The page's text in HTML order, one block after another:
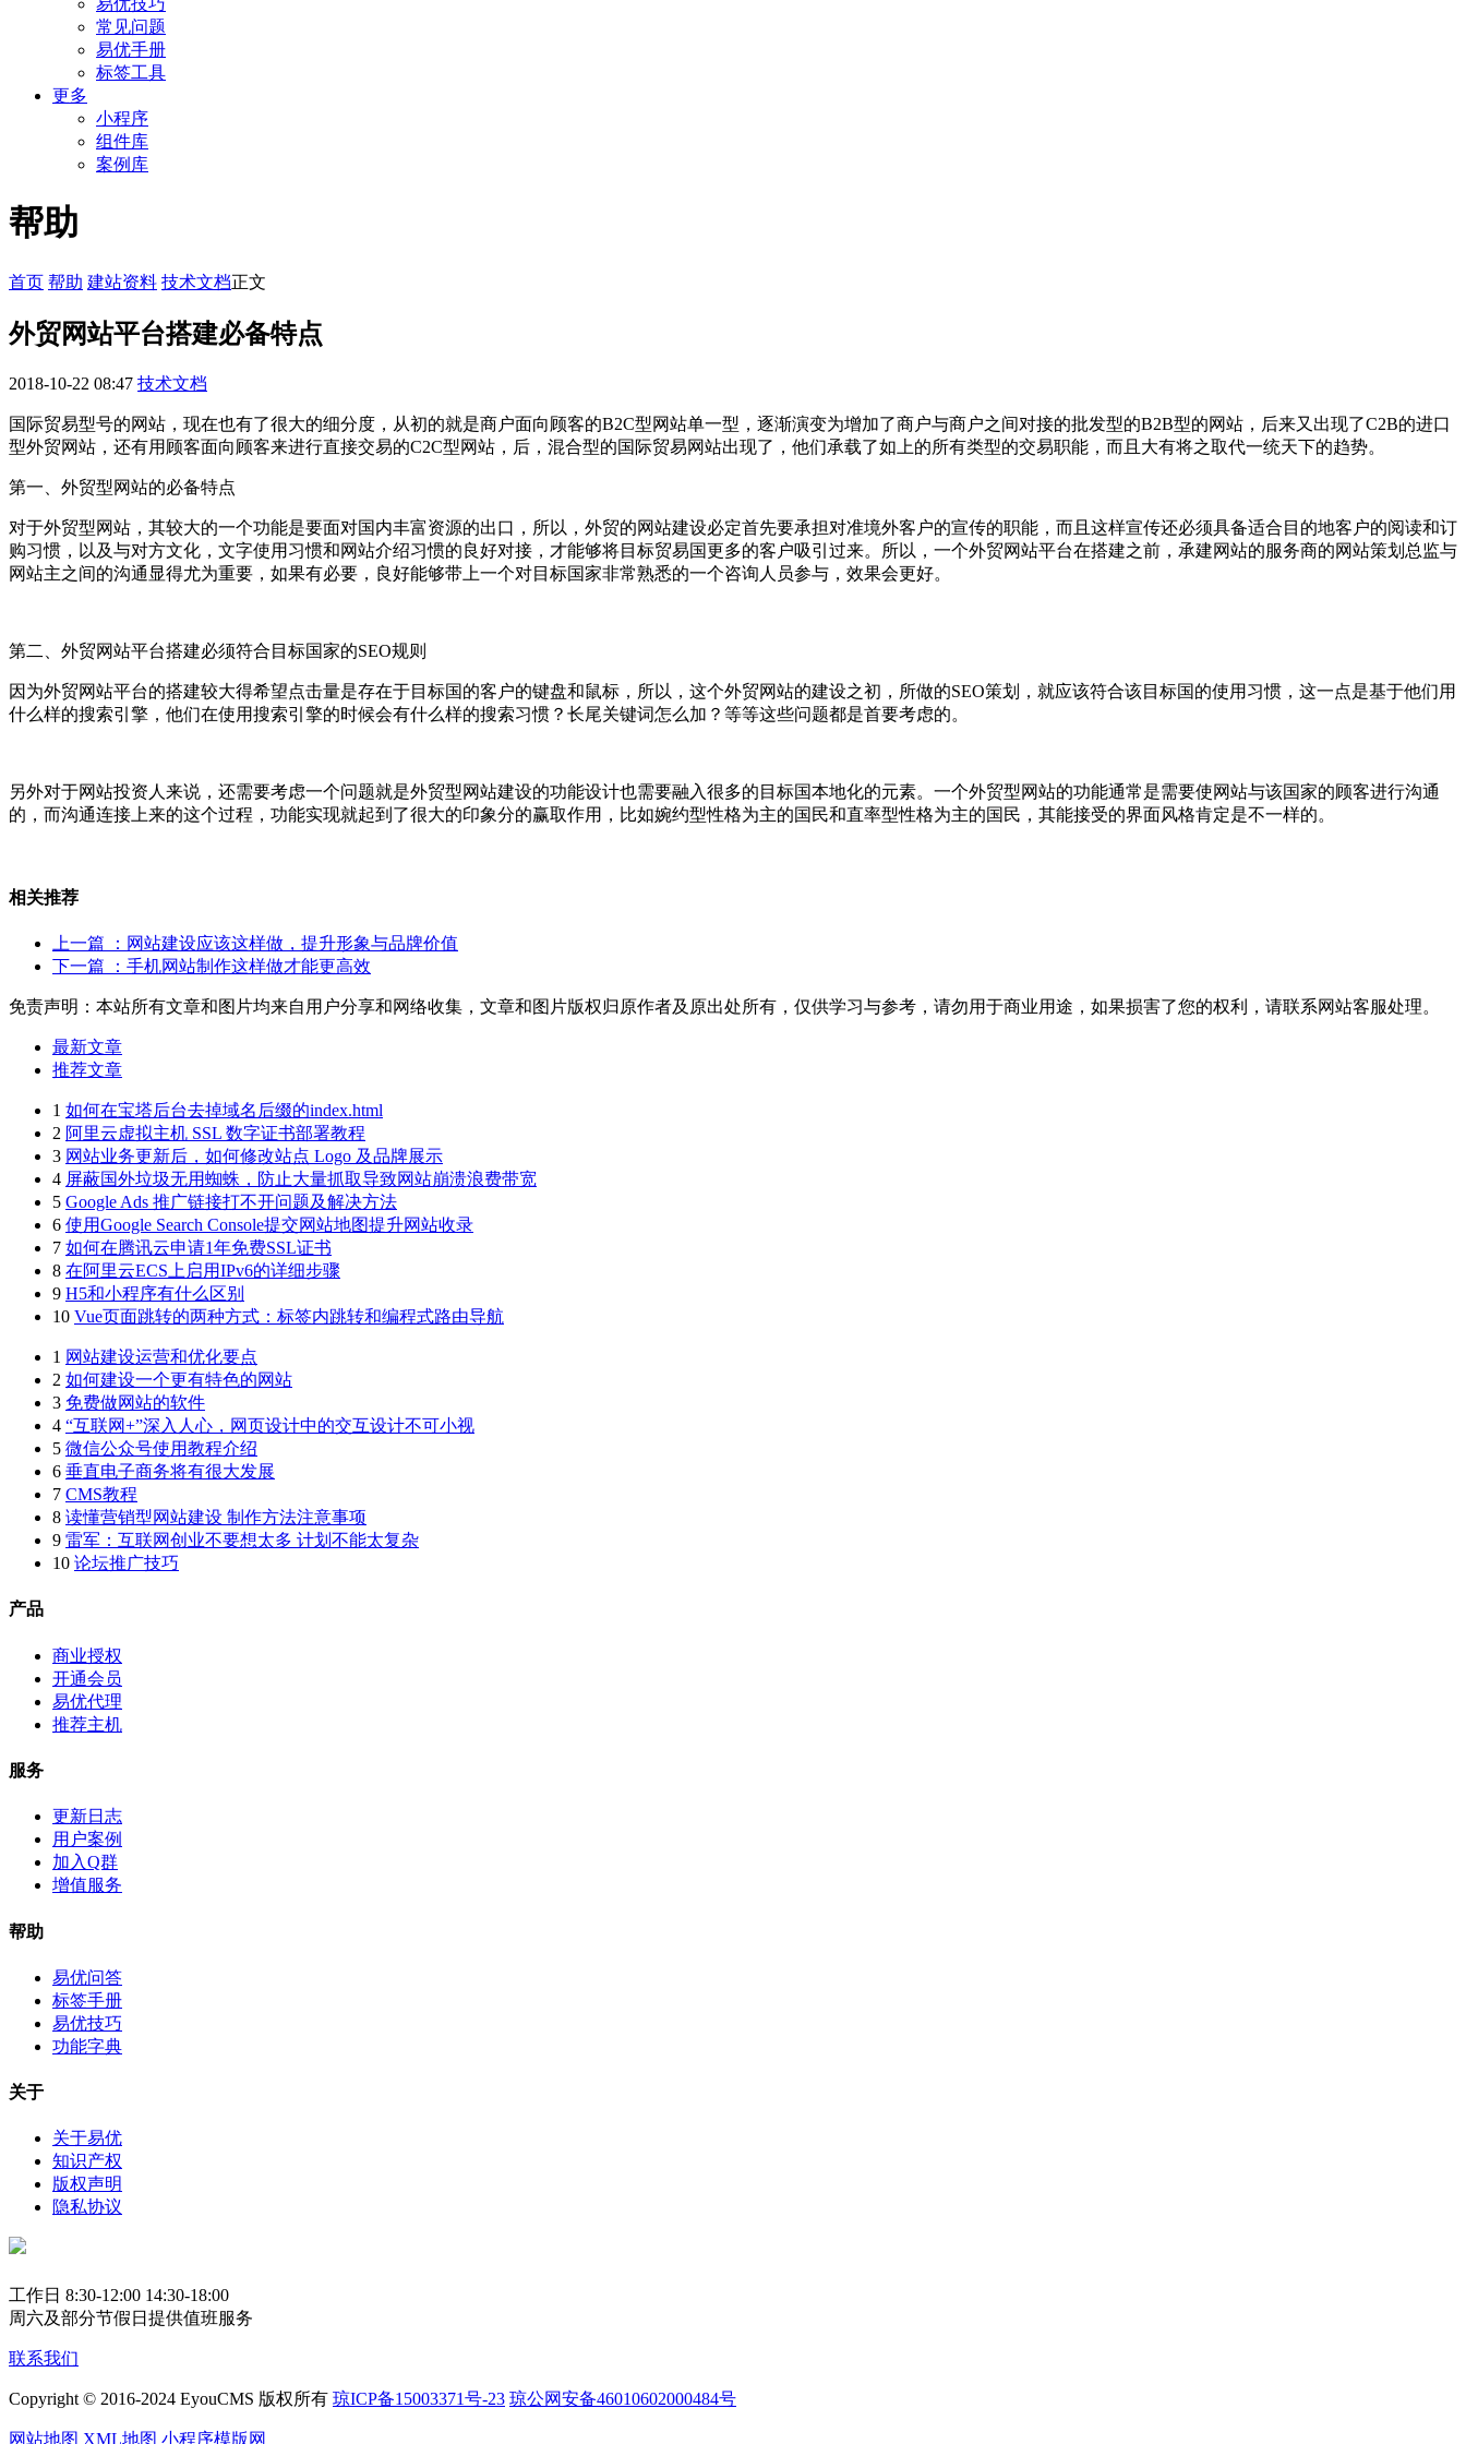
易优技巧
常见问题
易优手册
标签工具
更多
小程序
组件库
案例库
帮助
首页 帮助 建站资料 技术文档正文
外贸网站平台搭建必备特点
2018-10-22 08:47 技术文档
国际贸易型号的网站，现在也有了很大的细分度，从初的就是商户面向顾客的B2C型网站单一型，逐渐演变为增加了商户与商户之间对接的批发型的B2B型的网站，后来又出现了C2B的进口
型外贸网站，还有用顾客面向顾客来进行直接交易的C2C型网站，后，混合型的国际贸易网站出现了，他们承载了如上的所有类型的交易职能，而且大有将之取代一统天下的趋势。
第一、外贸型网站的必备特点
对于外贸型网站，其较大的一个功能是要面对国内丰富资源的出口，所以，外贸的网站建设必定首先要承担对准境外客户的宣传的职能，而且这样宣传还必须具备适合目的地客户的阅读和订
购习惯，以及与对方文化，文字使用习惯和网站介绍习惯的良好对接，才能够将目标贸易国更多的客户吸引过来。所以，一个外贸网站平台在搭建之前，承建网站的服务商的网站策划总监与
网站主之间的沟通显得尤为重要，如果有必要，良好能够带上一个对目标国家非常熟悉的一个咨询人员参与，效果会更好。
第二、外贸网站平台搭建必须符合目标国家的SEO规则
因为外贸网站平台的搭建较大得希望点击量是存在于目标国的客户的键盘和鼠标，所以，这个外贸网站的建设之初，所做的SEO策划，就应该符合该目标国的使用习惯，这一点是基于他们用
什么样的搜索引擎，他们在使用搜索引擎的时候会有什么样的搜索习惯？长尾关键词怎么加？等等这些问题都是首要考虑的。
另外对于网站投资人来说，还需要考虑一个问题就是外贸型网站建设的功能设计也需要融入很多的目标国本地化的元素。一个外贸型网站的功能通常是需要使网站与该国家的顾客进行沟通
的，而沟通连接上来的这个过程，功能实现就起到了很大的印象分的赢取作用，比如婉约型性格为主的国民和直率型性格为主的国民，其能接受的界面风格肯定是不一样的。
相关推荐
上一篇
：网站建设应该这样做，提升形象与品牌价值
下一篇
：手机网站制作这样做才能更高效
免责声明：本站所有文章和图片均来自用户分享和网络收集，文章和图片版权归原作者及原出处所有，仅供学习与参考，请勿用于商业用途，如果损害了您的权利，请联系网站客服处理。
最新文章
推荐文章
1 如何在宝塔后台去掉域名后缀的index.html
2 阿里云虚拟主机 SSL 数字证书部署教程
3 网站业务更新后，如何修改站点 Logo 及品牌展示
4 屏蔽国外垃圾无用蜘蛛，防止大量抓取导致网站崩溃浪费带宽
5 Google Ads 推广链接打不开问题及解决方法
6 使用Google Search Console提交网站地图提升网站收录
7 如何在腾讯云申请1年免费SSL证书
8 在阿里云ECS上启用IPv6的详细步骤
9 H5和小程序有什么区别
10 Vue页面跳转的两种方式：标签内跳转和编程式路由导航
1 网站建设运营和优化要点
2 如何建设一个更有特色的网站
3 免费做网站的软件
4 “互联网+”深入人心，网页设计中的交互设计不可小视
5 微信公众号使用教程介绍
6 垂直电子商务将有很大发展
7 CMS教程
8 读懂营销型网站建设 制作方法注意事项
9 雷军：互联网创业不要想太多 计划不能太复杂
10 论坛推广技巧
产品
商业授权
开通会员
易优代理
推荐主机
服务
更新日志
用户案例
加入Q群
增值服务
帮助
易优问答
标签手册
易优技巧
功能字典
关于
关于易优
知识产权
版权声明
隐私协议
工作日 8:30-12:00 14:30-18:00
周六及部分节假日提供值班服务
联系我们
Copyright © 2016-2024 EyouCMS 版权所有 琼ICP备15003371号-23 琼公网安备46010602000484号
网站地图 XML地图 小程序模版网